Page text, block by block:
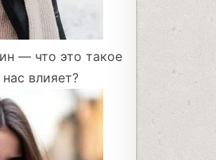
— что это такое
влияет?